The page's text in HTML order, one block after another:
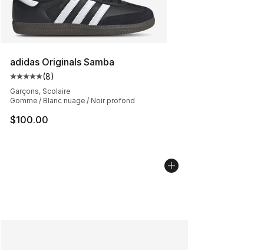
adidas Originals Samba
Cote moyenne du client - [5 sur 5 étoiles], 8
(8)
Garçons, Scolaire
Gomme / Blanc nuage / Noir profond
$100.00